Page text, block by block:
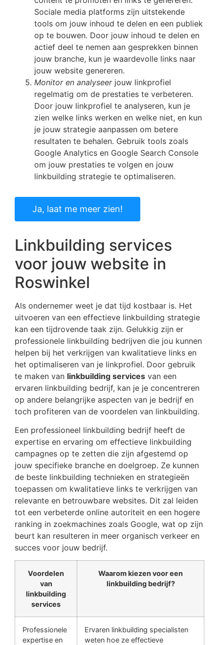
Sociale media platforms zijn uitstekende
tools om jouw inhoud te delen en een publiek
op te bouwen. Door jouw inhoud te delen en
actief deel te nemen aan gesprekken binnen
jouw branche, kun je waardevolle links naar
jouw website genereren.
Monitor en analyseer jouw linkprofiel
regelmatig om de prestaties te verbeteren.
Door jouw linkprofiel te analyseren, kun je
zien welke links werken en welke niet, en kun
je jouw strategie aanpassen om betere
resultaten te behalen. Gebruik tools zoals
Google Analytics en Google Search Console
om jouw prestaties te volgen en jouw
linkbuilding strategie te optimaliseren.
Ja, laat me meer zien!
Linkbuilding services
voor jouw website in
Roswinkel
Als ondernemer weet je dat tijd kostbaar is. Het
uitvoeren van een effectieve linkbuilding strategie
kan een tijdrovende taak zijn. Gelukkig zijn er
professionele linkbuilding bedrijven die jou kunnen
helpen bij het verkrijgen van kwalitatieve links en
het optimaliseren van je linkprofiel. Door gebruik
te maken van linkbuilding services van een
ervaren linkbuilding bedrijf, kan je je concentreren
op andere belangrijke aspecten van je bedrijf en
toch profiteren van de voordelen van linkbuilding.
Een professioneel linkbuilding bedrijf heeft de
expertise en ervaring om effectieve linkbuilding
campagnes op te zetten die zijn afgestemd op
jouw specifieke branche en doelgroep. Ze kunnen
de beste linkbuilding technieken en strategieën
toepassen om kwalitatieve links te verkrijgen van
relevante en betrouwbare websites. Dit zal leiden
tot een verbeterde online autoriteit en een hogere
ranking in zoekmachines zoals Google, wat op zijn
beurt kan resulteren in meer organisch verkeer en
succes voor jouw bedrijf.
Voordelen
van
linkbuilding
services
Waarom kiezen voor een
linkbuilding bedrijf?
Professionele
expertise en
Ervaren linkbuilding specialisten
weten hoe ze effectieve